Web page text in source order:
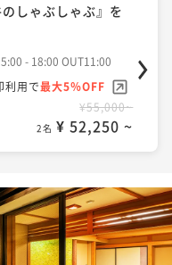
しゃぶしゃぶ』を
- 18:00 OUT11:00
利用で最大5％OFF
¥55,000~
2名 ¥ 52,250 ~